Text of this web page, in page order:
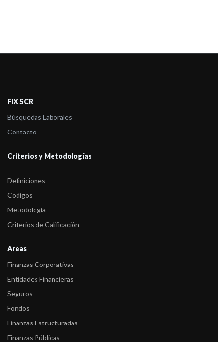
FIX SCR
Búsquedas Laborales
Contacto
Criterios y Metodologías
Definiciones
Codigos
Metodología
Criterios de Calificación
Areas
Finanzas Corporativas
Entidades Financieras
Seguros
Fondos
Finanzas Estructuradas
Finanzas Públicas